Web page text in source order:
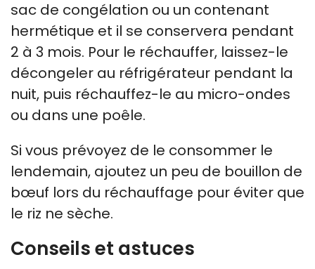
sac de congélation ou un contenant
hermétique et il se conservera pendant
2 à 3 mois. Pour le réchauffer, laissez-le
décongeler au réfrigérateur pendant la
nuit, puis réchauffez-le au micro-ondes
ou dans une poêle.
Si vous prévoyez de le consommer le
lendemain, ajoutez un peu de bouillon de
bœuf lors du réchauffage pour éviter que
le riz ne sèche.
Conseils et astuces